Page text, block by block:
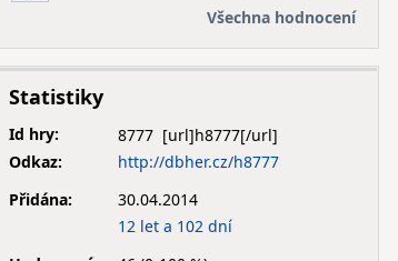
Všechna hodnocení
Statistiky
Id hry:
8777
Odkaz:
http://dbher.cz/h8777
Přidána:
30.04.2014
12 let a 102 dní